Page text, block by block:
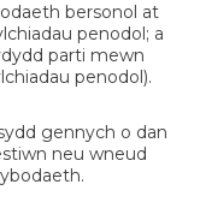
bersonol at
penodol; a
parti mewn
penodol).
gennych o dan
neu wneud